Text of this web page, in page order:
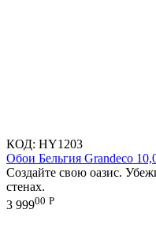
КОД: HY1203
Обои Бельгия Grandeco
Создайте свою оазис.
стенах.
3 99900 Р